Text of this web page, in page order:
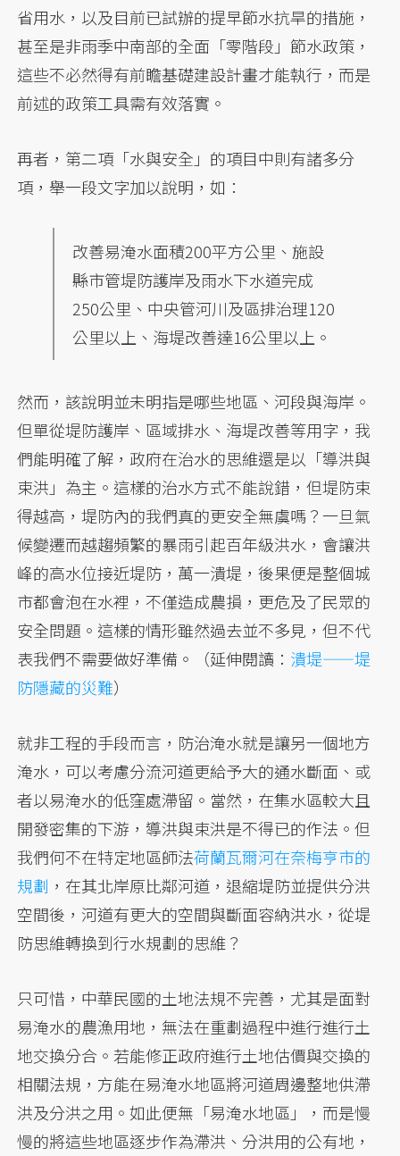
省用水，以及目前已試辦的提早節水抗旱的措施，
甚至是非雨季中南部的全面「零階段」節水政策，
這些不必然得有前瞻基礎建設計畫才能執行，而是
前述的政策工具需有效落實。
再者，第二項「水與安全」的項目中則有諸多分
項，舉一段文字加以說明，如：
改善易淹水面積200平方公里、施設
縣市管堤防護岸及雨水下水道完成
250公里、中央管河川及區排治理120
公里以上、海堤改善達16公里以上。
然而，該說明並未明指是哪些地區、河段與海岸。
但單從堤防護岸、區域排水、海堤改善等用字，我
們能明確了解，政府在治水的思維還是以「導洪與
束洪」為主。這樣的治水方式不能說錯，但堤防束
得越高，堤防內的我們真的更安全無虞嗎？一旦氣
候變遷而越趨頻繁的暴雨引起百年級洪水，會讓洪
峰的高水位接近堤防，萬一潰堤，後果便是整個城
市都會泡在水裡，不僅造成農損，更危及了民眾的
安全問題。這樣的情形雖然過去並不多見，但不代
表我們不需要做好準備。（延伸閱讀： 潰堤——堤
防隱藏的災難）
就非工程的手段而言，防治淹水就是讓另一個地方
淹水，可以考慮分流河道更給予大的通水斷面、或
者以易淹水的低窪處滯留。當然，在集水區較大且
開發密集的下游，導洪與束洪是不得已的作法。但
我們何不在特定地區師法荷蘭瓦爾河在奈梅亨市的
規劃 ，在其北岸原比鄰河道，退縮堤防並提供分洪
空間後，河道有更大的空間與斷面容納洪水，從堤
防思維轉換到行水規劃的思維？
只可惜，中華民國的土地法規不完善，尤其是面對
易淹水的農漁用地，無法在重劃過程中進行進行土
地交換分合。若能修正政府進行土地估價與交換的
相關法規，方能在易淹水地區將河道周邊整地供滯
洪及分洪之用。如此便無「易淹水地區」，而是慢
慢的將這些地區逐步作為滯洪、分洪用的公有地，